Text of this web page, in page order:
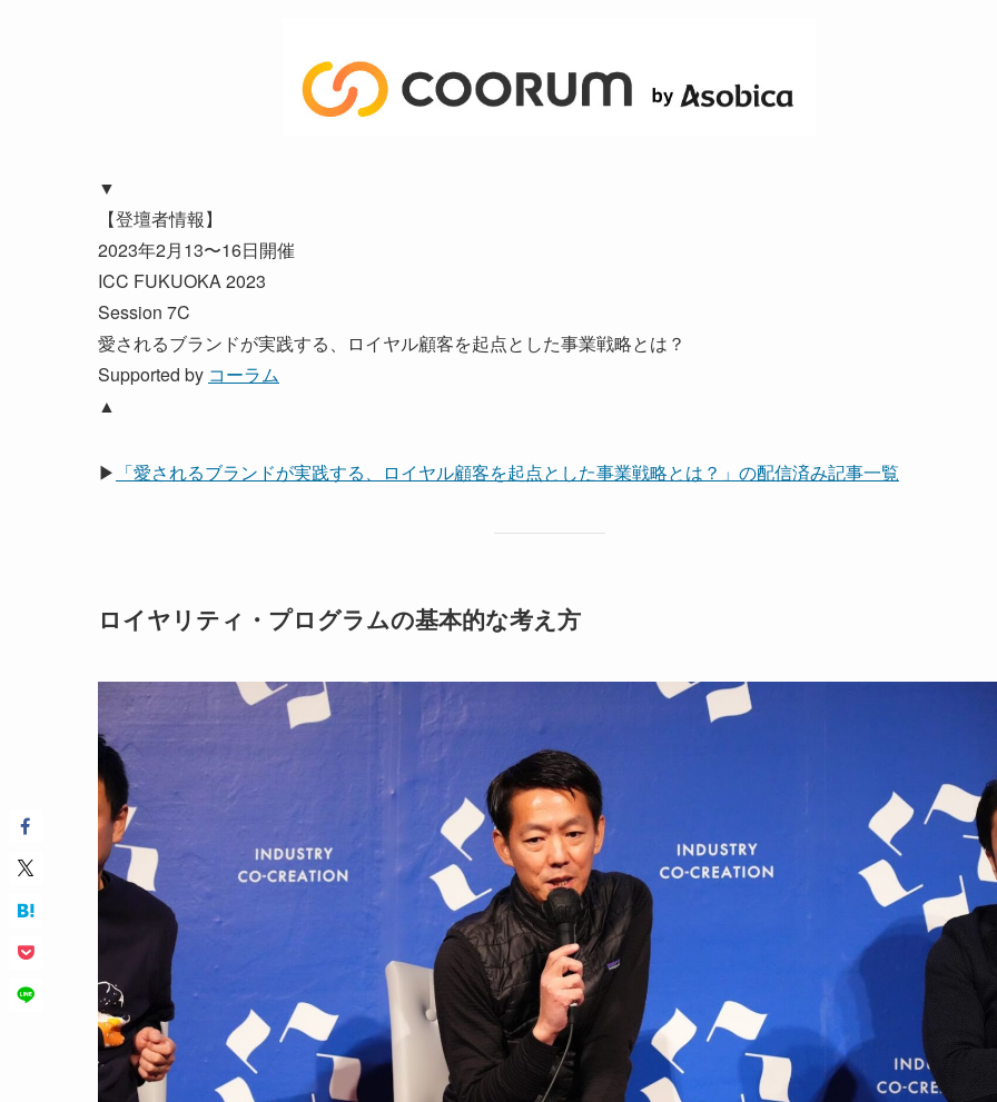
▼
【登壇者情報】
2023年2月13〜16日開催
ICC FUKUOKA 2023
Session 7C
愛されるブランドが実践する、ロイヤル顧客を起点とした事業戦略とは？
Supported by コーラム
▲
▶ 「愛されるブランドが実践する、ロイヤル顧客を起点とした事業戦略とは？」の配信済み記事一覧
ロイヤリティ・プログラムの基本的な考え方